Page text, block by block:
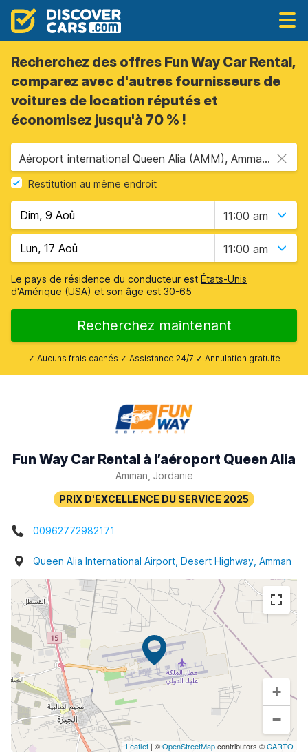
Recherchez des offres Fun Way Car Rental,
comparez avec d'autres fournisseurs de
voitures de location réputés et
économisez jusqu'à 70 % !
Aéroport international Queen Alia (AMM), Amman, Jordanie
Restitution au même endroit
11:00 am
11:00 am
Le pays de résidence du conducteur est États-Unis
d'Amérique (USA) et son âge est 30-65
Recherchez maintenant
✓ Aucuns frais cachés ✓ Assistance 24/7 ✓ Annulation gratuite
Fun Way Car Rental à l’aéroport Queen Alia
Amman, Jordanie
00962772982171
Queen Alia International Airport, Desert Highway, Amman
+
−
Leaflet | ©OpenStreetMapcontributors ©CARTO